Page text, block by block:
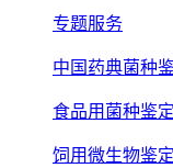
专题服务
中国药典菌种
食品用菌种鉴
饲用微生物鉴